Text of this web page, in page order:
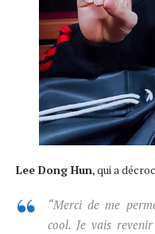
Lee Dong Hun, qui a
“Merci de me
cool. Je vais